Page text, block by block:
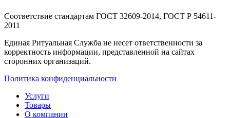
Соответствие стандартам ГОСТ 32609-2014, ГОСТ Р 54611-
2011
Единая Ритуальная Служба не несет ответственности за
корректность информации, представленной на сайтах
сторонних организаций.
Политика конфиденциальности
Услуги
Товары
О компании